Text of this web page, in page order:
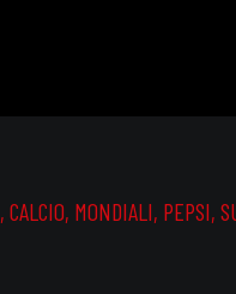
, CALCIO, MONDIALI, PEPSI,